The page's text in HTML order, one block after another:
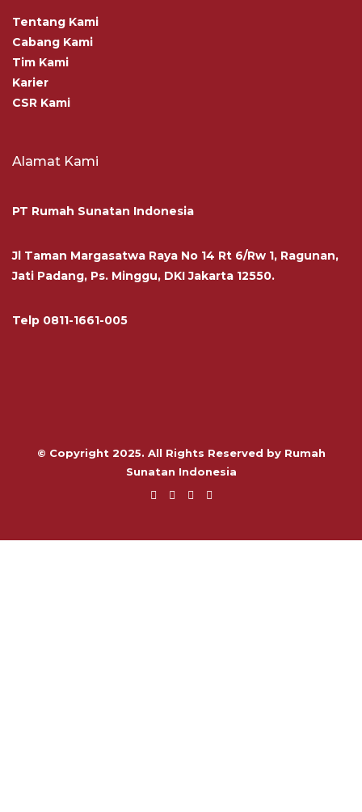
Tentang Kami
Cabang Kami
Tim Kami
Karier
CSR Kami
Alamat Kami
PT Rumah Sunatan Indonesia
Jl Taman Margasatwa Raya No 14 Rt 6/Rw 1, Ragunan,
Jati Padang, Ps. Minggu, DKI Jakarta 12550.
Telp 0811-1661-005
© Copyright 2025. All Rights Reserved by Rumah
Sunatan Indonesia